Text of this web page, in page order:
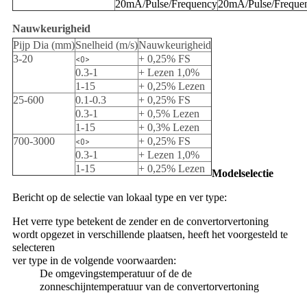
20mA/Pulse/Frequency20mA/Pulse/
Nauwkeurigheid
Pijp Dia (mm)Snelheid (m/s)Nauwkeurigheid
3-20
<0>
+ 0,25% FS
0.3-1
+ Lezen 1,0%
1-15
+ 0,25% Lezen
25-600
0.1-0.3
+ 0,25% FS
0.3-1
+ 0,5% Lezen
1-15
+ 0,3% Lezen
700-3000
<0>
+ 0,25% FS
0.3-1
+ Lezen 1,0%
1-15
+ 0,25% Lezen Modelselectie
Bericht op de selectie van lokaal type en ver type:
Het verre type betekent de zender en de convertorvertoning
wordt opgezet in verschillende plaatsen, heeft het voorgesteld te
selecteren
ver type in de volgende voorwaarden:
De omgevingstemperatuur of de de
zonneschijntemperatuur van de convertorvertoning